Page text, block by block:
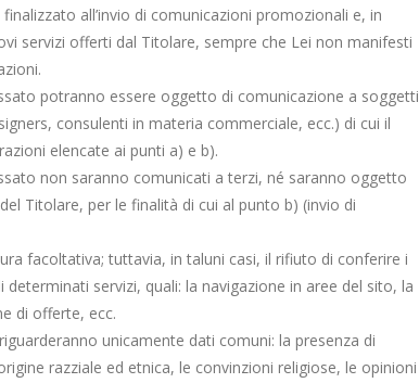
all’invio di comunicazioni promozionali e, in
servizi offerti dal Titolare, sempre che Lei non manifesti
potranno essere oggetto di comunicazione a soggetti
consulenti in materia commerciale, ecc.) di cui il
elencate ai punti a) e b).
non saranno comunicati a terzi, né saranno oggetto
Titolare, per le finalità di cui al punto b) (invio di
facoltativa; tuttavia, in taluni casi, il rifiuto di conferire i
servizi, quali: la navigazione in aree del sito, la
di offerte, ecc.
unicamente dati comuni: la presenza di
razziale ed etnica, le convinzioni religiose, le opinioni